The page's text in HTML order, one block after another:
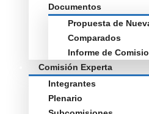
Documentos
Propuesta de
Comparados
Informe de
Comisión Experta
Integrantes
Plenario